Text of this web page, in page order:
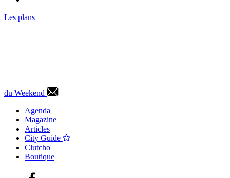
Les plans
du Weekend
Agenda
Magazine
Articles
City Guide
Clutcho'
Boutique